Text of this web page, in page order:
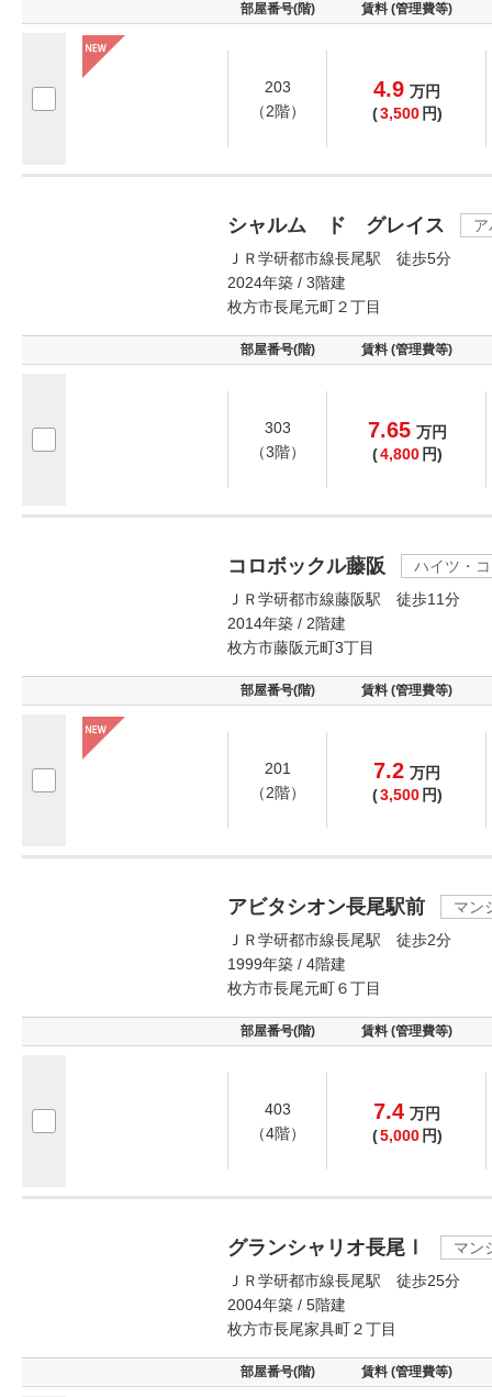
部屋番号(階) 賃料 (管理費等)
203
（2階）
4.9 万円
(3,500 円)
シャルム ド グレイス
ＪＲ学研都市線長尾駅 徒歩5分
2024年築 / 3階建
枚方市長尾元町２丁目
部屋番号(階) 賃料 (管理費等)
303
（3階）
7.65 万円
(4,800 円)
コロボックル藤阪
ハイツ・
ＪＲ学研都市線藤阪駅 徒歩11分
2014年築 / 2階建
枚方市藤阪元町3丁目
部屋番号(階) 賃料 (管理費等)
201
（2階）
7.2 万円
(3,500 円)
アビタシオン長尾駅前
マン
ＪＲ学研都市線長尾駅 徒歩2分
1999年築 / 4階建
枚方市長尾元町６丁目
部屋番号(階) 賃料 (管理費等)
403
（4階）
7.4 万円
(5,000 円)
グランシャリオ長尾Ⅰ
マン
ＪＲ学研都市線長尾駅 徒歩25分
2004年築 / 5階建
枚方市長尾家具町２丁目
部屋番号(階) 賃料 (管理費等)